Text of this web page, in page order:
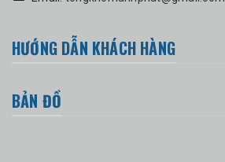
HƯỚNG DẪN KHÁCH HÀNG
BẢN ĐỒ